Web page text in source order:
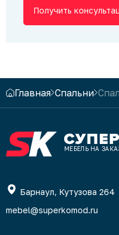
Получить
Главная Спальни
МЕБЕЛЬ НА
Барнаул, Кутузова 264
mebel@superkomod.ru